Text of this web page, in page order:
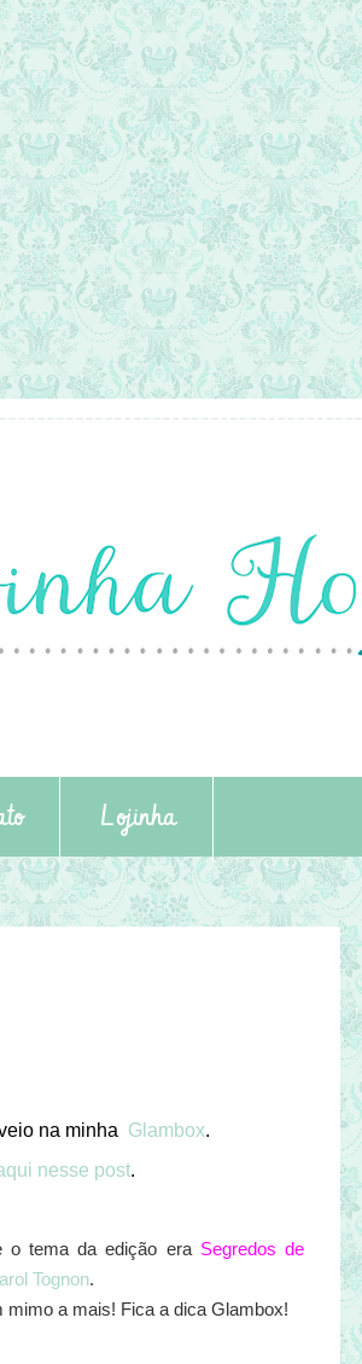
Lojinha
na minha Glambox.
nesse post.
o tema da edição era Segredos de
Tognon.
a mais! Fica a dica Glambox!